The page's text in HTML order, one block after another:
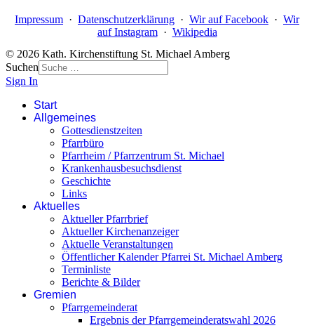
Impressum · Datenschutzerklärung · Wir auf Facebook · Wir
auf Instagram· Wikipedia
© 2026 Kath. Kirchenstiftung St. Michael Amberg
Suchen
Sign In
Start
Allgemeines
Gottesdienstzeiten
Pfarrbüro
Pfarrheim / Pfarrzentrum St. Michael
Krankenhausbesuchsdienst
Geschichte
Links
Aktuelles
Aktueller Pfarrbrief
Aktueller Kirchenanzeiger
Aktuelle Veranstaltungen
Öffentlicher Kalender Pfarrei St. Michael Amberg
Terminliste
Berichte & Bilder
Gremien
Pfarrgemeinderat
Ergebnis der Pfarrgemeinderatswahl 2026